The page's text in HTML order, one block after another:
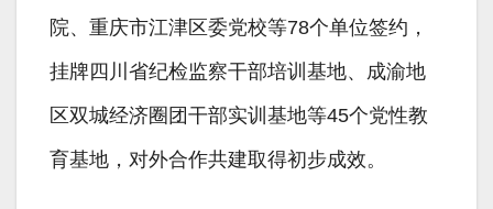
院、重庆市江津区委党校等78个单位签约，
挂牌四川省纪检监察干部培训基地、成渝地
区双城经济圈团干部实训基地等45个党性教
育基地，对外合作共建取得初步成效。